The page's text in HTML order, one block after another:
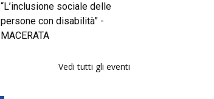
“L’inclusione sociale delle
persone con disabilità” -
MACERATA
Vedi tutti gli eventi